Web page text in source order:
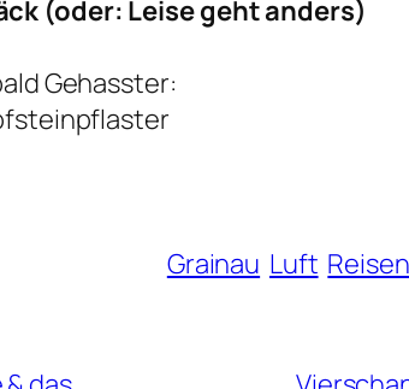
(oder: Leise geht anders)
Gehasster:
Grainau Luft Reisen